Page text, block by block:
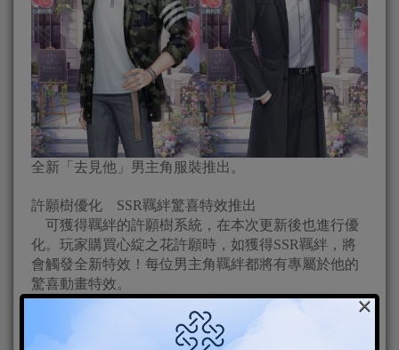
全新「去見他」男主角服裝推出。
許願樹優化 SSR羈絆驚喜特效推出
可獲得羈絆的許願樹系統，在本次更新後也進行優
化。玩家購買心綻之花許願時，如獲得SSR羈絆，將
會觸發全新特效！每位男主角羈絆都將有專屬於他的
驚喜動畫特效。
如伴隨周棋洛SSR羈絆登場的是閃亮的星光舞台
特效；伴隨李澤言SSR羈絆的則是如同時光倒流的鐘
×